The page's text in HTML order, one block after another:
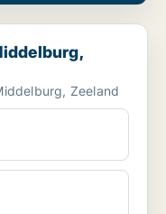
Zeeland